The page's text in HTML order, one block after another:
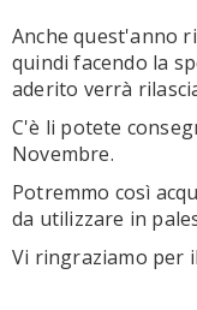
Anche quest'anno
quindi facendo la
aderito verrà
C'è li potete
Novembre.
Potremmo così
da utilizzare in
Vi ringraziamo per